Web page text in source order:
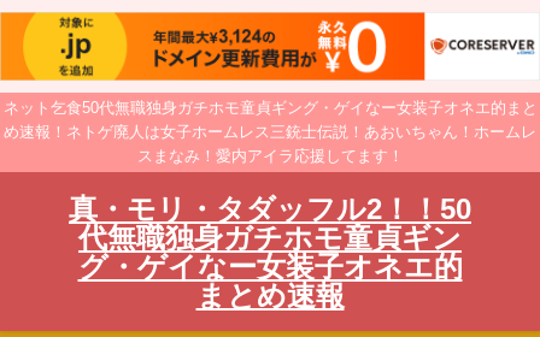
ネット乞食50代無職独身ガチホモ童貞ギング・ゲイなー女装子オネエ的まと
め速報！ネトゲ廃人は女子ホームレス三銃士伝説！あおいちゃん！ホームレ
スまなみ！愛内アイラ応援してます！
真・モリ・タダッフル2！！50
代無職独身ガチホモ童貞ギン
グ・ゲイなー女装子オネエ的
まとめ速報